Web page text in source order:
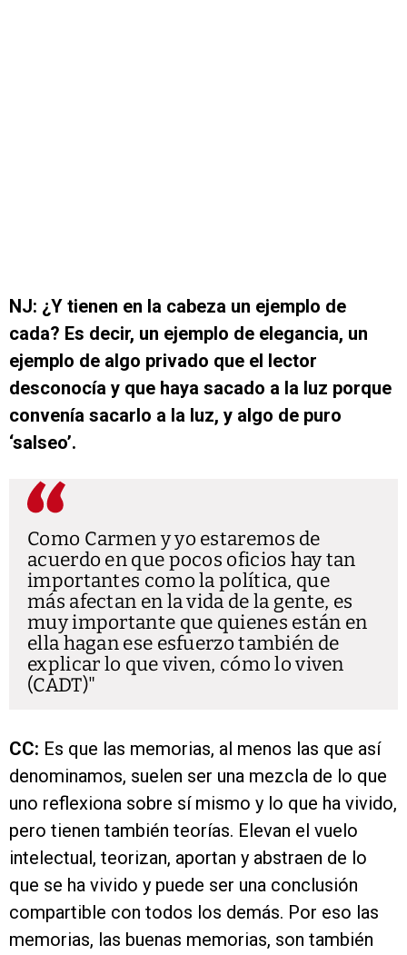
NJ: ¿Y tienen en la cabeza un ejemplo de
cada? Es decir, un ejemplo de elegancia, un
ejemplo de algo privado que el lector
desconocía y que haya sacado a la luz porque
convenía sacarlo a la luz, y algo de puro
‘salseo’.
Como Carmen y yo estaremos de
acuerdo en que pocos oficios hay tan
importantes como la política, que
más afectan en la vida de la gente, es
muy importante que quienes están en
ella hagan ese esfuerzo también de
explicar lo que viven, cómo lo viven
(CADT)
CC: Es que las memorias, al menos las que así
denominamos, suelen ser una mezcla de lo que
uno reflexiona sobre sí mismo y lo que ha vivido,
pero tienen también teorías. Elevan el vuelo
intelectual, teorizan, aportan y abstraen de lo
que se ha vivido y puede ser una conclusión
compartible con todos los demás. Por eso las
memorias, las buenas memorias, son también